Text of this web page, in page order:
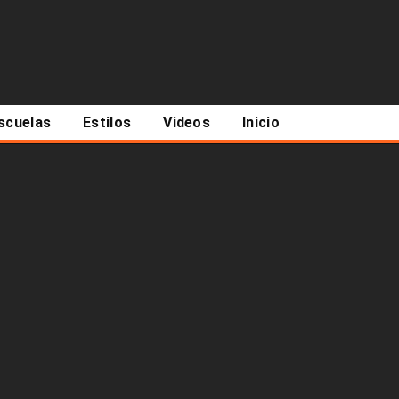
Estilos Videos Inicio